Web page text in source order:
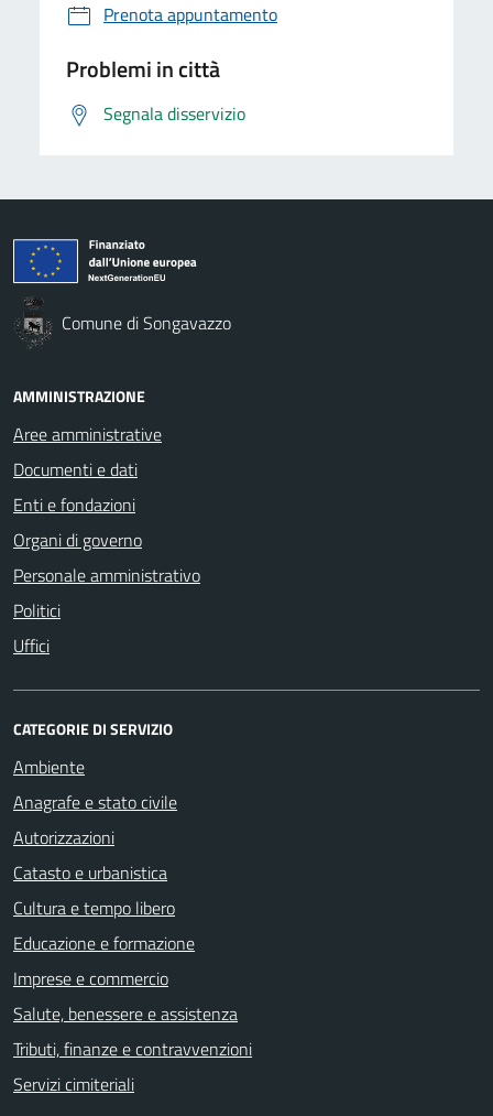
Prenota appuntamento
Problemi in città
Segnala disservizio
Comune di Songavazzo
AMMINISTRAZIONE
Aree amministrative
Documenti e dati
Enti e fondazioni
Organi di governo
Personale amministrativo
Politici
Uffici
CATEGORIE DI SERVIZIO
Ambiente
Anagrafe e stato civile
Autorizzazioni
Catasto e urbanistica
Cultura e tempo libero
Educazione e formazione
Imprese e commercio
Salute, benessere e assistenza
Tributi, finanze e contravvenzioni
Servizi cimiteriali